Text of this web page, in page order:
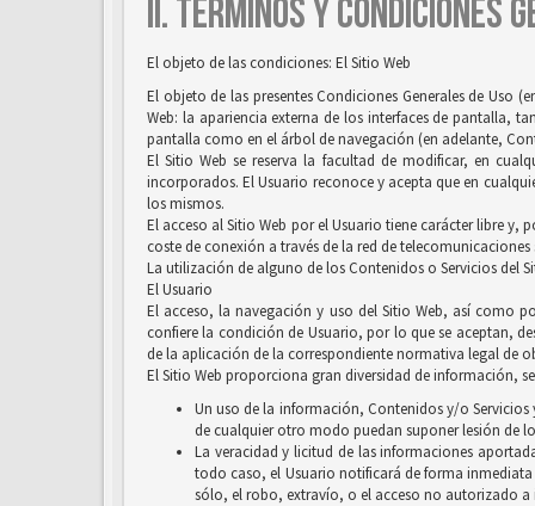
II. TÉRMINOS Y CONDICIONES
El objeto de las condiciones: El Sitio Web
El objeto de las presentes Condiciones Generales de Uso
Web: la apariencia externa de los interfaces de pantalla,
pantalla como en el árbol de navegación (en adelante,
El Sitio Web se reserva la facultad de modificar, en
incorporados. El Usuario reconoce y acepta que en
los mismos.
El acceso al Sitio Web por el Usuario tiene carácter libre
coste de conexión a través de la red de
La utilización de alguno de los Contenidos o Servicios del
El Usuario
El acceso, la navegación y uso del Sitio Web, así como
confiere la condición de Usuario, por lo que se aceptan,
de la aplicación de la correspondiente normativa legal de
El Sitio Web proporciona gran diversidad de información,
Un uso de la información, Contenidos y/o
de cualquier otro modo puedan suponer lesión de
La veracidad y licitud de las informaciones
todo caso, el Usuario notificará de forma
sólo, el robo, extravío, o el acceso no autorizado